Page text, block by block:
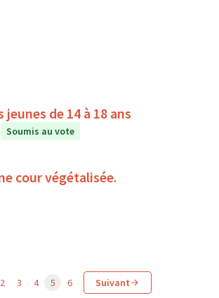
de 14 à 18 ans
Soumis au vote
cour végétalisée.
2 3 4 5 6 Suivant